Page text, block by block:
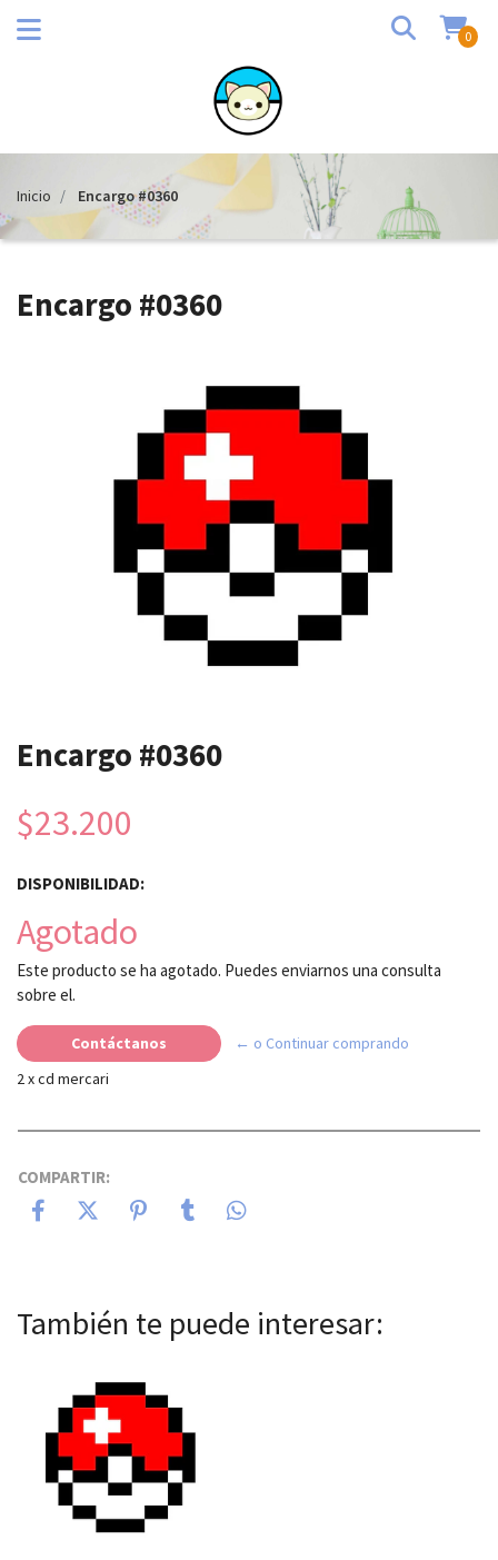
0
Inicio Encargo #0360
Encargo #0360
Encargo #0360
$23.200
DISPONIBILIDAD:
Agotado
Este producto se ha agotado. Puedes enviarnos una consulta
sobre el.
Contáctanos
← o Continuar comprando
2 x cd mercari
COMPARTIR:
También te puede interesar: